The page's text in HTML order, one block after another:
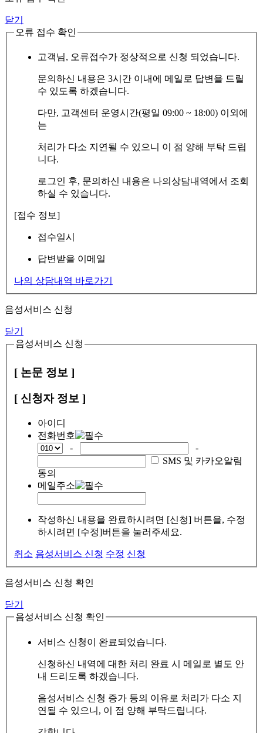
닫기
오류 접수 확인
고객님, 오류접수가 정상적으로 신청 되었습니다.
문의하신 내용은 3시간 이내에 메일로 답변을 드릴
수 있도록 하겠습니다.
다만, 고객센터 운영시간(평일 09:00 ~ 18:00) 이외에
는
처리가 다소 지연될 수 있으니 이 점 양해 부탁 드립
니다.
로그인 후, 문의하신 내용은 나의상담내역에서 조회
하실 수 있습니다.
[접수 정보]
접수일시
답변받을 이메일
나의 상담내역 바로가기
음성서비스 신청
닫기
음성서비스 신청
[ 논문 정보 ]
[ 신청자 정보 ]
아이디
전화번호
-
-
SMS 및 카카오알림
동의
메일주소
작성하신 내용을 완료하시려면 [신청] 버튼을, 수정
하시려면 [수정]버튼을 눌러주세요.
취소 음성서비스 신청 수정 신청
음성서비스 신청 확인
닫기
음성서비스 신청 확인
서비스 신청이 완료되었습니다.
신청하신 내역에 대한 처리 완료 시 메일로 별도 안
내 드리도록 하겠습니다.
음성서비스 신청 증가 등의 이유로 처리가 다소 지
연될 수 있으니, 이 점 양해 부탁드립니다.